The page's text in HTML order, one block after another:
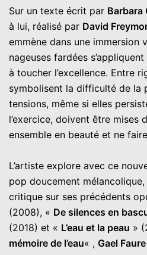
Sur un texte écrit par Barbara
à lui, réalisé par David
emmène dans une immersion
nageuses fardées
à toucher l’excellence. Entre
symbolisent la difficulté de la
tensions, même si elles
l’exercice, doivent être mises
ensemble en beauté et ne
L’artiste explore avec ce
pop doucement
critique sur ses précédents
(2008), « De silences en
(2018) et « L’eau et la peau »
mémoire de l’eau« , Gael Faure